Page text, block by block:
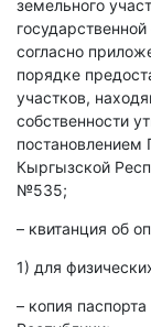
земельного
согласно
порядке
участков,
собственности
постановлением
Кыргызской
№535;
– квитанция об
1) для
– копия